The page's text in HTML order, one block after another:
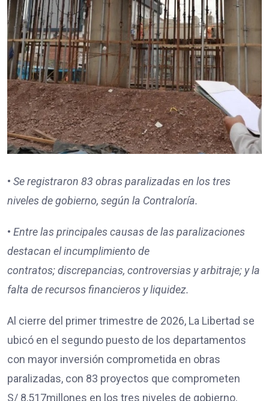
• Se registraron 83 obras paralizadas en los tres
niveles de gobierno, según la Contraloría.
• Entre las principales causas de las paralizaciones
destacan el incumplimiento de
contratos;discrepancias, controversias y arbitraje; yla
falta de recursos financieros y liquidez.
Al cierre del primer trimestre de 2026, La Libertad se
ubicó en el segundo puesto de los departamentos
con mayor inversión comprometida en obras
paralizadas, con 83 proyectos que comprometen
S/ 8,517millones en los tres niveles de gobierno,